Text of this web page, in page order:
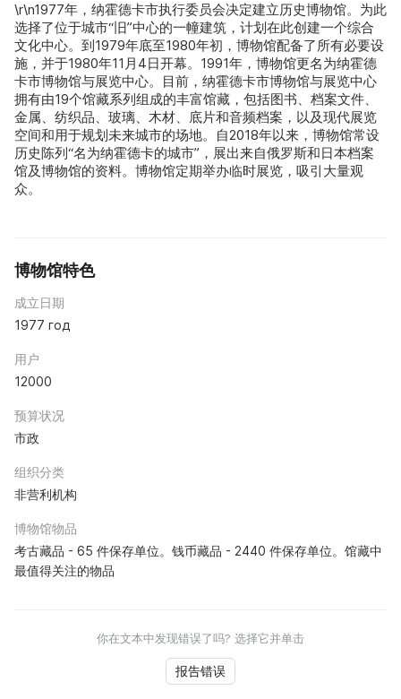
\r\n1977年，纳霍德卡市执行委员会决定建立历史博物馆。为此
选择了位于城市“旧”中心的一幢建筑，计划在此创建一个综合
文化中心。到1979年底至1980年初，博物馆配备了所有必要设
施，并于1980年11月4日开幕。1991年，博物馆更名为纳霍德
卡市博物馆与展览中心。目前，纳霍德卡市博物馆与展览中心
拥有由19个馆藏系列组成的丰富馆藏，包括图书、档案文件、
金属、纺织品、玻璃、木材、底片和音频档案，以及现代展览
空间和用于规划未来城市的场地。自2018年以来，博物馆常设
历史陈列“名为纳霍德卡的城市”，展出来自俄罗斯和日本档案
馆及博物馆的资料。博物馆定期举办临时展览，吸引大量观
众。
博物馆特色
成立日期
1977 год
用户
12000
预算状况
市政
组织分类
非营利机构
博物馆物品
考古藏品 - 65 件保存单位。钱币藏品 - 2440 件保存单位。馆藏中
最值得关注的物品
你在文本中发现错误了吗? 选择它并单击
报告错误